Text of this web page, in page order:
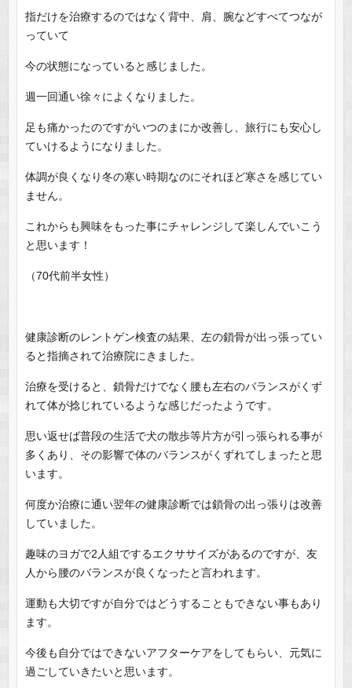
指だけを治療するのではなく背中、肩、腕などすべてつなが
っていて
今の状態になっていると感じました。
週一回通い徐々によくなりました。
足も痛かったのですがいつのまにか改善し、旅行にも安心し
ていけるようになりました。
体調が良くなり冬の寒い時期なのにそれほど寒さを感じてい
ません。
これからも興味をもった事にチャレンジして楽しんでいこう
と思います！
（70代前半女性）
健康診断のレントゲン検査の結果、左の鎖骨が出っ張ってい
ると指摘されて治療院にきました。
治療を受けると、鎖骨だけでなく腰も左右のバランスがくず
れて体が捻じれているような感じだったようです。
思い返せば普段の生活で犬の散歩等片方が引っ張られる事が
多くあり、その影響で体のバランスがくずれてしまったと思
います。
何度か治療に通い翌年の健康診断では鎖骨の出っ張りは改善
していました。
趣味のヨガで2人組でするエクササイズがあるのですが、友
人から腰のバランスが良くなったと言われます。
運動も大切ですが自分ではどうすることもできない事もあり
ます。
今後も自分ではできないアフターケアをしてもらい、元気に
過ごしていきたいと思います。